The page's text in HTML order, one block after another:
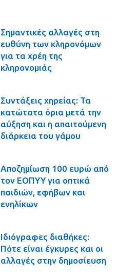
Σημαντικές αλλαγές στη
ευθύνη των κληρονόμων
για τα χρέη της
κληρονομιάς
Συντάξεις χηρείας: Τα
κατώτατα όρια μετά την
αύξηση και η απαιτούμενη
διάρκεια του γάμου
Αποζημίωση 100 ευρώ από
τον ΕΟΠΥΥ για οπτικά
παιδιών, εφήβων και
ενηλίκων
Ιδιόγραφες διαθήκες:
Πότε είναι έγκυρες και οι
αλλαγές στην δημοσίευση